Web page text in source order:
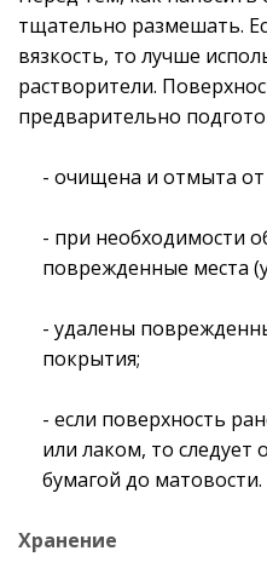
тщательно размешать.
вязкость, то лучше
растворители.
предварительно
- очищена и отмыта от
- при необходимости
поврежденные места
- удалены
покрытия;
- если поверхность
или лаком, то следует
бумагой до матовости.
Хранение